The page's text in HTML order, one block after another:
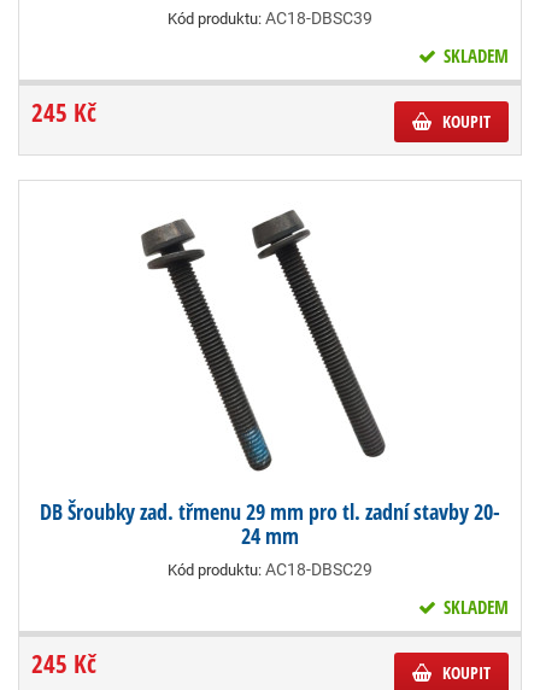
Kód produktu: AC18-DBSC39
SKLADEM
245 Kč KOUPIT
DB Šroubky zad. třmenu 29 mm pro tl. zadní stavby 20-
24 mm
Kód produktu: AC18-DBSC29
SKLADEM
245 Kč KOUPIT